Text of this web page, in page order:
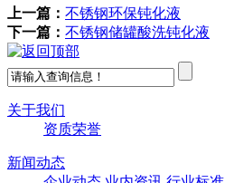
上一篇： 不锈钢环保钝化液
下一篇： 不锈钢储罐酸洗钝化液
关于我们
资质荣誉
新闻动态